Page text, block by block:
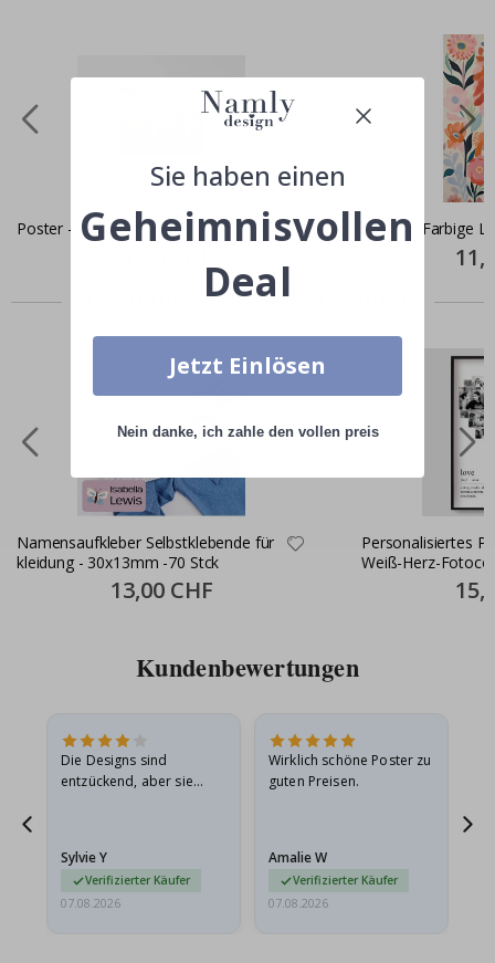
Poster - White Roses Artwork Poster - Farbige
Price
Zusammen gekaufte Produkte
Namensaufkleber Selbstklebende für
kleidung - 30x13mm -70 Stck
Special
Price
13,00 CHF
Personalisiertes
Weiß-Herz-
Price
Kundenbewertungen
Die Designs sind
entzückend, aber sie
sie…
Sylvie Y
Verifizierter Käufer
07.08.2026
Wirklich schöne Poster zu
guten Preisen.
Amalie W
Verifizierter Käufer
07.08.2026
Sie haben einen
Geheimnisvollen
Deal
Jetzt Einlösen
Nein danke, ich zahle den vollen preis